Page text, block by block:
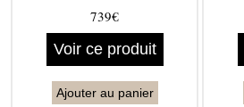
739€
Voir ce produit
Ajouter au panier